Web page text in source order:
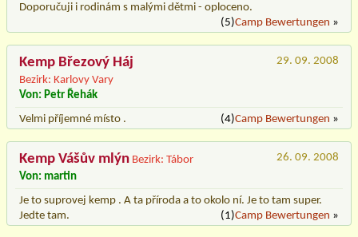
Doporučuji i rodinám s malými dětmi - oploceno.
(5)Camp Bewertungen »
Kemp Březový Háj
Bezirk: Karlovy Vary
29. 09. 2008
Von: Petr Řehák
Velmi příjemné místo .
(4)Camp Bewertungen »
Kemp Vášův mlýn Bezirk: Tábor
26. 09. 2008
Von: martin
Je to suprovej kemp . A ta příroda a to okolo ní. Je to tam super.
Jedte tam.
(1)Camp Bewertungen »